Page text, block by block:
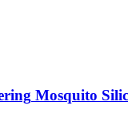
Mosquito